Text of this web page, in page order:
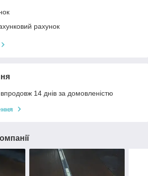
рахунок
14 днів за домовленістю